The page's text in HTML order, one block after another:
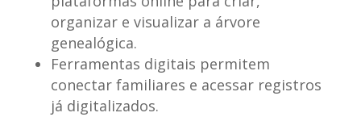
organizar e visualizar a árvore
genealógica.
Ferramentas digitais permitem
conectar familiares e acessar registros
já digitalizados.